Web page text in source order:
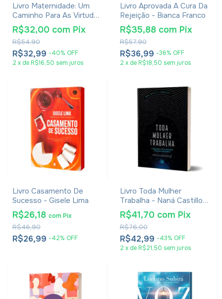
Livro Maternidade: Um
Caminho Para As Virtudes
- Bruna Luz e Chelsey
Costa
R$32,99 -40% OFF
R$54,90
R$32,00 com Pix
2 x de R$16,50 sem juros
Livro Aprovada A Cura Da
Rejeição - Bianca Franco
R$36,99 -36% OFF
R$57,90
R$35,88 com Pix
2 x de R$18,50 sem juros
Livro Casamento De
Sucesso - Gisele Lima
R$26,99 -42% OFF
R$46,90
R$26,18 comPix
Livro Toda Mulher
Trabalha - Naná Castillo E
Claudia Lotti
R$42,99 -43% OFF
R$76,00
R$41,70 com Pix
2 x de R$21,50 sem juros